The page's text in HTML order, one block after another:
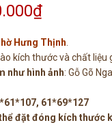
₫
tại
là:
3.650.000₫.
Hưng Thịnh.
kích thước và chất liệu
như hình ảnh: Gỗ Gõ
61*69*127
đặt đóng kích thước